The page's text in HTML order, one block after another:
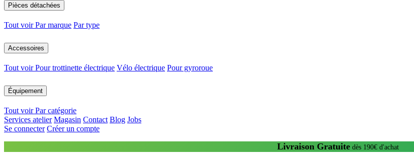
Pièces détachées
Tout voirPar marque Par type
Accessoires
Tout voirPour trottinette électrique Vélo électrique Pour gyroroue
Équipement
Tout voirPar catégorie
Services atelier Magasin Contact Blog Jobs
Se connecter Créer un compte
Livraison Gratuite dès 190€ d'achat